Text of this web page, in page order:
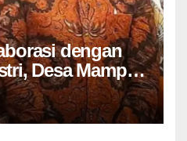
dengan
Desa Mampu
Baru